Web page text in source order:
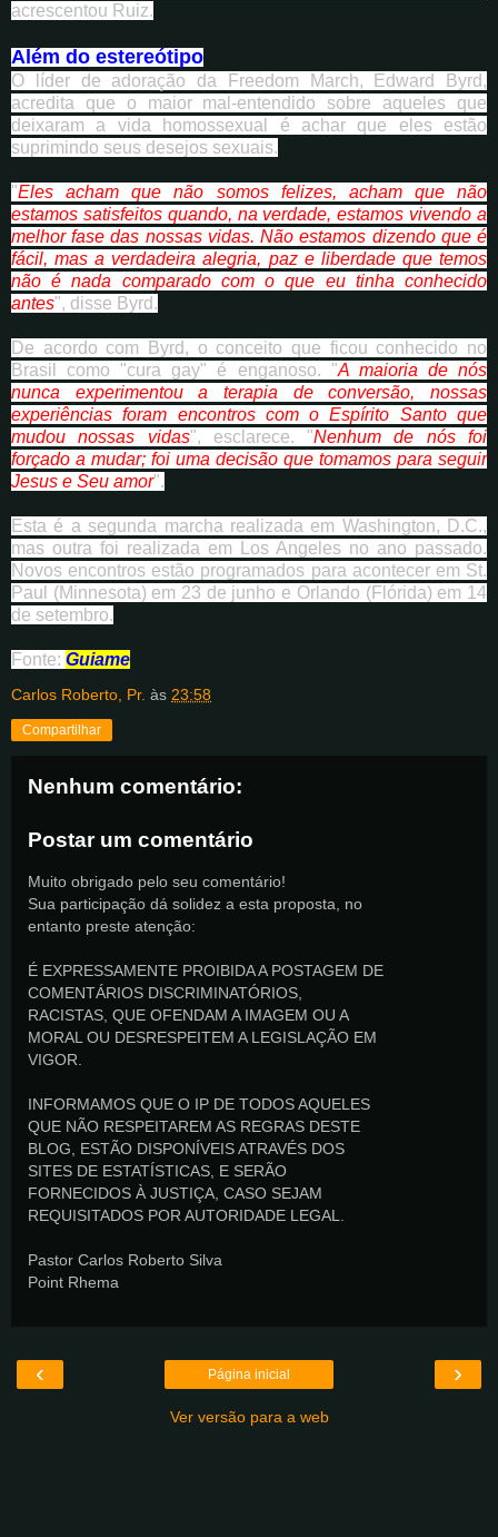
acrescentou Ruiz.
Além do estereótipo
O líder de adoração da Freedom March, Edward Byrd,
acredita que o maior mal-entendido sobre aqueles que
deixaram a vida homossexual é achar que eles estão
suprimindo seus desejos sexuais.
"Eles acham que não somos felizes, acham que não
estamos satisfeitos quando, na verdade, estamos vivendo a
melhor fase das nossas vidas. Não estamos dizendo que é
fácil, mas a verdadeira alegria, paz e liberdade que temos
não é nada comparado com o que eu tinha conhecido
antes", disse Byrd.
De acordo com Byrd, o conceito que ficou conhecido no
Brasil como "cura gay" é enganoso. "A maioria de nós
nunca experimentou a terapia de conversão, nossas
experiências foram encontros com o Espírito Santo que
mudou nossas vidas", esclarece. "Nenhum de nós foi
forçado a mudar; foi uma decisão que tomamos para seguir
Jesus e Seu amor".
Esta é a segunda marcha realizada em Washington, D.C.,
mas outra foi realizada em Los Angeles no ano passado.
Novos encontros estão programados para acontecer em St.
Paul (Minnesota) em 23 de junho e Orlando (Flórida) em 14
de setembro.
Fonte: Guiame
Carlos Roberto, Pr. às 23:58
Compartilhar
Nenhum comentário:
Postar um comentário
Muito obrigado pelo seu comentário!
Sua participação dá solidez a esta proposta, no
entanto preste atenção:
É EXPRESSAMENTE PROIBIDA A POSTAGEM DE
COMENTÁRIOS DISCRIMINATÓRIOS,
RACISTAS, QUE OFENDAM A IMAGEM OU A
MORAL OU DESRESPEITEM A LEGISLAÇÃO EM
VIGOR.
INFORMAMOS QUE O IP DE TODOS AQUELES
QUE NÃO RESPEITAREM AS REGRAS DESTE
BLOG, ESTÃO DISPONÍVEIS ATRAVÉS DOS
SITES DE ESTATÍSTICAS, E SERÃO
FORNECIDOS À JUSTIÇA, CASO SEJAM
REQUISITADOS POR AUTORIDADE LEGAL.
Pastor Carlos Roberto Silva
Point Rhema
‹ ›
Página inicial
Ver versão para a web